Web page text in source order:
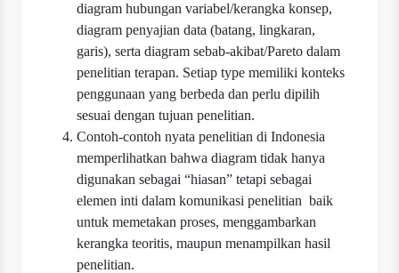
diagram hubungan variabel/kerangka konsep,
diagram penyajian data (batang, lingkaran,
garis), serta diagram sebab-akibat/Pareto dalam
penelitian terapan. Setiap type memiliki konteks
penggunaan yang berbeda dan perlu dipilih
sesuai dengan tujuan penelitian.
Contoh‐contoh nyata penelitian di Indonesia
memperlihatkan bahwa diagram tidak hanya
digunakan sebagai “hiasan” tetapi sebagai
elemen inti dalam komunikasi penelitian baik
untuk memetakan proses, menggambarkan
kerangka teoritis, maupun menampilkan hasil
penelitian.